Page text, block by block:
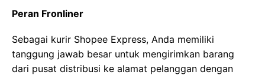
Peran Fronliner
Sebagai kurir Shopee Express, Anda memiliki
tanggung jawab besar untuk mengirimkan barang
dari pusat distribusi ke alamat pelanggan dengan